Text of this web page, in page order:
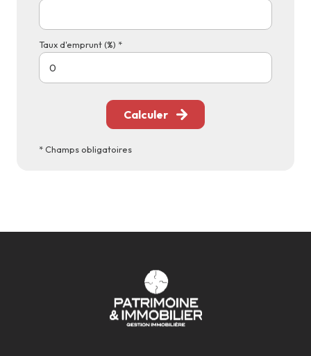
Taux d'emprunt (%) *
Calculer
* Champs obligatoires